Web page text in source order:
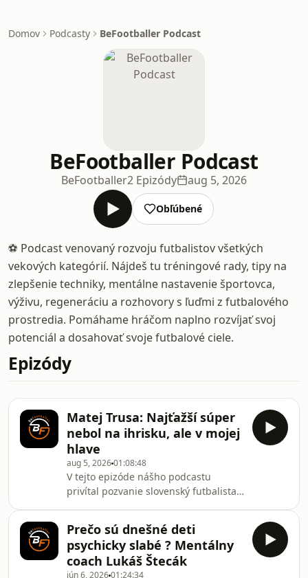
Domov Podcasty BeFootballer Podcast
BeFootballer Podcast
BeFootballer2 Epizódy aug 5, 2026
Obľúbené
⚽ Podcast venovaný rozvoju futbalistov všetkých
vekových kategórií. Nájdeš tu tréningové rady, tipy na
zlepšenie techniky, mentálne nastavenie športovca,
výživu, regeneráciu a rozhovory s ľuďmi z futbalového
prostredia. Pomáhame hráčom naplno rozvíjať svoj
potenciál a dosahovať svoje futbalové ciele.
Epizódy
Matej Trusa: Najťažší súper
nebol na ihrisku, ale v mojej
hlave
aug 5, 202601:08:48
V tejto epizóde nášho podcastu
privítal pozvanie slovenský futbalista
stále hovorí pomerne málo – o
mentálnej stránke profesionálneho
športovca.Matej úprimne porozprával
Prečo sú dnešné deti
psychicky slabé ? Mentálny
coach Lukáš Štecák
jún 6, 202601:24:34